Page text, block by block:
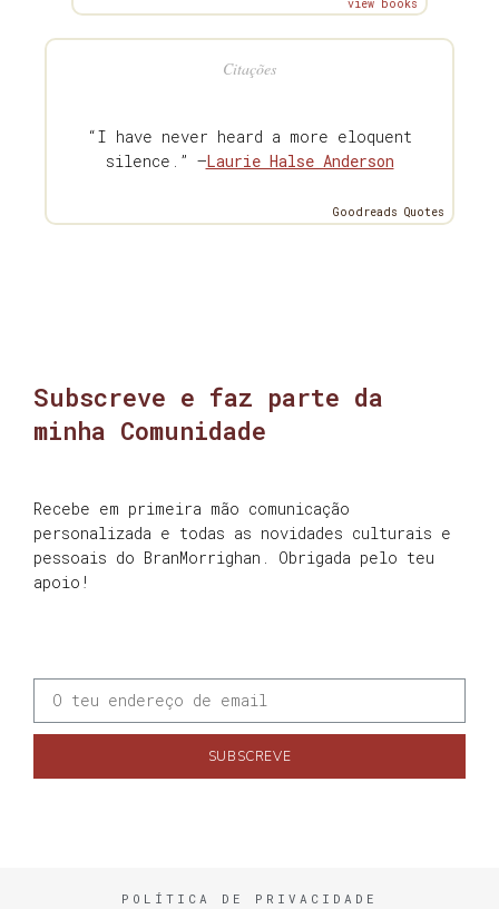
view books
Citações
“I have never heard a more eloquent
silence.” —Laurie Halse Anderson
Goodreads Quotes
Subscreve e faz parte da
minha Comunidade
Recebe em primeira mão comunicação
personalizada e todas as novidades culturais e
pessoais do BranMorrighan. Obrigada pelo teu
apoio!
SUBSCREVE
POLÍTICA DE PRIVACIDADE